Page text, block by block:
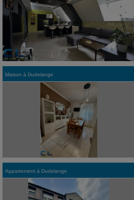
Maison à Dudelange
Appartement à Dudelange